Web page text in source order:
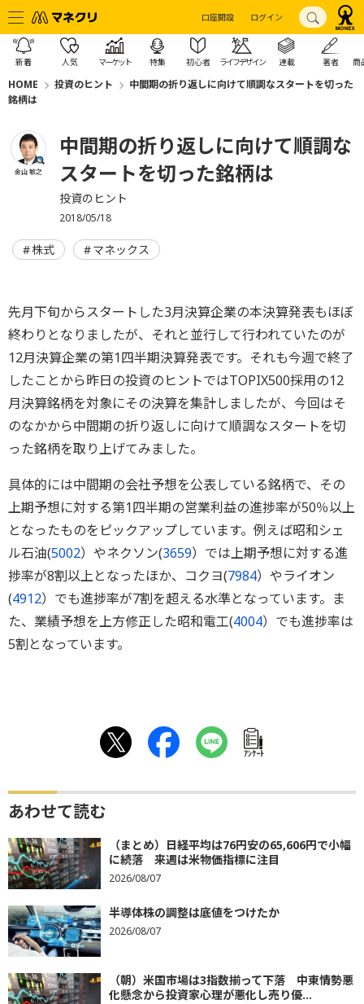
口座開設 ログイン
新着 人気 マーケット 特集 初心者 ライフデザイン 連載 著者 商
HOME 投資のヒント
中間期の折り返しに向けて順調なスタートを切った
銘柄は
金山 敏之
中間期の折り返しに向けて順調な
スタートを切った銘柄は
投資のヒント
2018/05/18
株式 マネックス
先月下旬からスタートした3月決算企業の本決算発表もほぼ
終わりとなりましたが、それと並行して行われていたのが
12月決算企業の第1四半期決算発表です。それも今週で終了
したことから昨日の投資のヒントではTOPIX500採用の12
月決算銘柄を対象にその決算を集計しましたが、今回はそ
のなかから中間期の折り返しに向けて順調なスタートを切
った銘柄を取り上げてみました。
具体的には中間期の会社予想を公表している銘柄で、その
上期予想に対する第1四半期の営業利益の進捗率が50％以上
となったものをピックアップしています。例えば昭和シェ
ル石油(5002）やネクソン(3659）では上期予想に対する進
捗率が8割以上となったほか、コクヨ(7984）やライオン
(4912）でも進捗率が7割を超える水準となっています。ま
た、業績予想を上方修正した昭和電工(4004）でも進捗率は
5割となっています。
ｱﾝｹｰﾄ
あわせて読む
（まとめ）日経平均は76円安の65,606円で小幅
に続落 来週は米物価指標に注目
2026/08/07
半導体株の調整は底値をつけたか
2026/08/07
（朝）米国市場は3指数揃って下落 中東情勢悪
化懸念から投資家心理が悪化し売り優...